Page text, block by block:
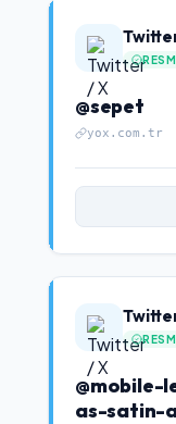
@sepet
yox.com.tr
@mobile-
as-satin-